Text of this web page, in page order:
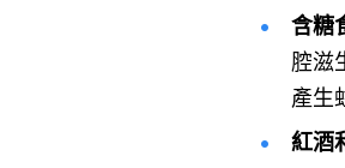
含糖
腔滋
產生
紅酒